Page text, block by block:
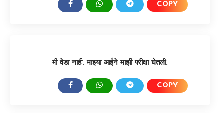
COPY
मी वेडा नाही. माझ्या आईने माझी परीक्षा घेतली.
COPY